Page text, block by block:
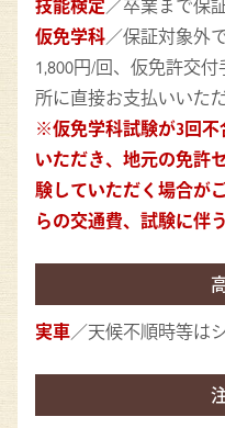
仮免学科／保証対象外
1,800円/回、仮免許交
所に直接お支払いいた
※仮免学科試験が3回不
いただき、地元の免許
験していただく場合が
らの交通費、試験に伴
実車／天候不順時等は